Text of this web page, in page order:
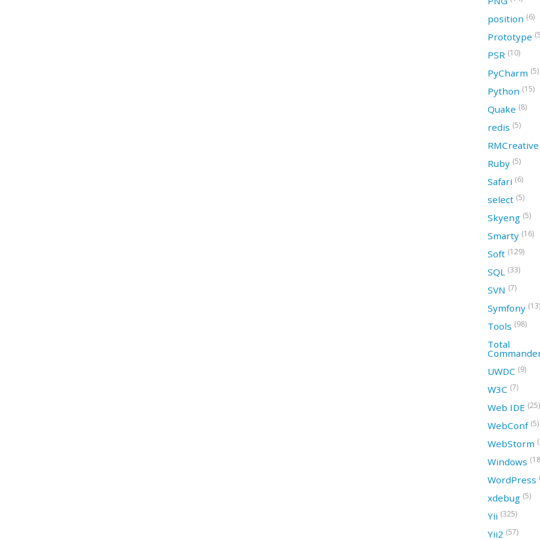
position (6)
Prototype
PSR (10)
PyCharm (5)
Python (15)
Quake (8)
redis (5)
RMCreative
Ruby (5)
Safari (6)
select (5)
Skyeng (5)
Smarty (16)
Soft (129)
SQL (33)
SVN (7)
Symfony (13)
Tools (98)
Total
UWDC (9)
W3C (7)
Web IDE (25)
WebConf (5)
WebStorm
Windows
WordPress
xdebug (5)
Yii (325)
Yii2 (57)